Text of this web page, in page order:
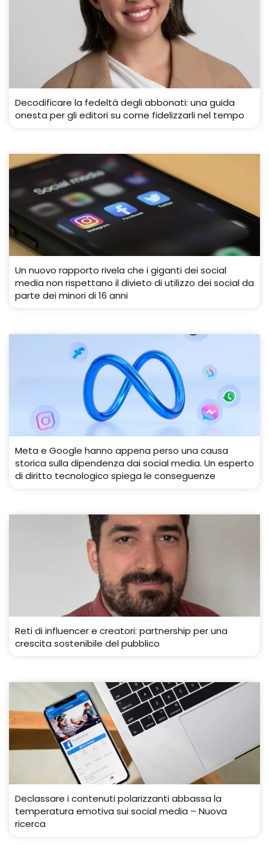
Decodificare la fedeltà degli abbonati: una guida
onesta per gli editori su come fidelizzarli nel tempo
Un nuovo rapporto rivela che i giganti dei social
media non rispettano il divieto di utilizzo dei social da
parte dei minori di 16 anni
Meta e Google hanno appena perso una causa
storica sulla dipendenza dai social media. Un esperto
di diritto tecnologico spiega le conseguenze
Reti di influencer e creatori: partnership per una
crescita sostenibile del pubblico
Declassare i contenuti polarizzanti abbassa la
temperatura emotiva sui social media – Nuova
ricerca